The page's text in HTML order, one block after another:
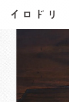
イロドリ